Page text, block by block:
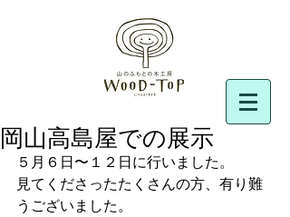
岡山高島屋での展示
５月６日〜１２日に行いました。
見てくださったたくさんの方、有り難
うございました。